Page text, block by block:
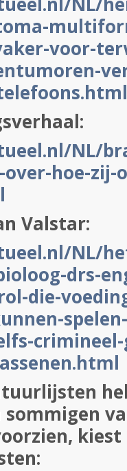
voor-
NL/
hoe-zij-
Valstar:
NL/
drs-
die-